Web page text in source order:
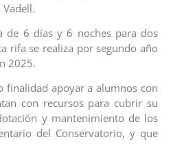
de 6 días y 6 noches para dos
rifa se realiza por segundo año
2025.
finalidad apoyar a alumnos con
con recursos para cubrir su
y mantenimiento de los
del Conservatorio, y que